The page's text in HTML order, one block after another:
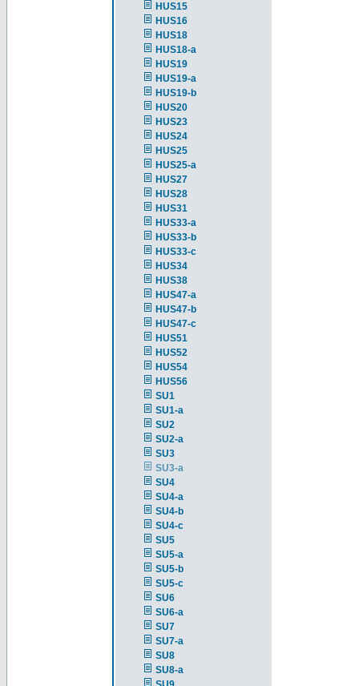
HUS15
HUS16
HUS18
HUS18-a
HUS19
HUS19-a
HUS19-b
HUS20
HUS23
HUS24
HUS25
HUS25-a
HUS27
HUS28
HUS31
HUS33-a
HUS33-b
HUS33-c
HUS34
HUS38
HUS47-a
HUS47-b
HUS47-c
HUS51
HUS52
HUS54
HUS56
SU1
SU1-a
SU2
SU2-a
SU3
SU3-a
SU4
SU4-a
SU4-b
SU4-c
SU5
SU5-a
SU5-b
SU5-c
SU6
SU6-a
SU7
SU7-a
SU8
SU8-a